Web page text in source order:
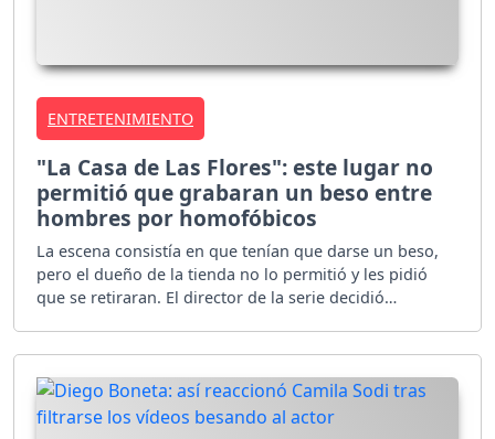
ENTRETENIMIENTO
"La Casa de Las Flores": este lugar no
permitió que grabaran un beso entre
hombres por homofóbicos
La escena consistía en que tenían que darse un beso,
pero el dueño de la tienda no lo permitió y les pidió
que se retiraran. El director de la serie decidió